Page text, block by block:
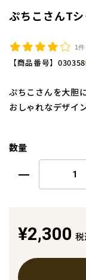
ぷちこさんT
1件
【商品番号】 030358
ぷちこさんを大胆
おしゃれなデザイン
数量
¥2,300 税